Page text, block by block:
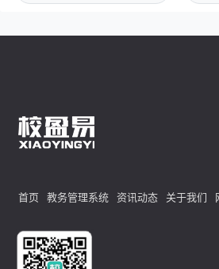
首页 教务管理系统 资讯动态 关于我们